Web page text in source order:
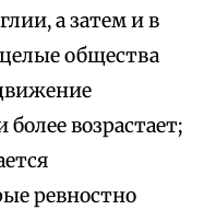
а затем и в
общества
более возрастает;
ревностно